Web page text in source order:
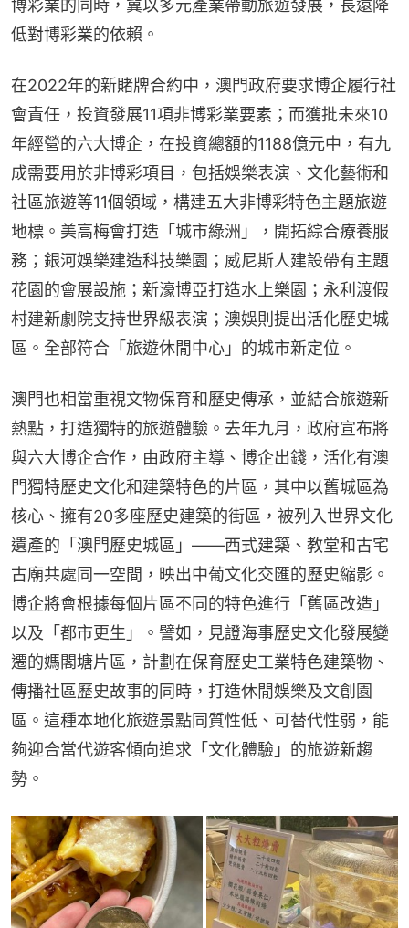
博彩業的同時，冀以多元產業帶動旅遊發展，長遠降
低對博彩業的依賴。
在2022年的新賭牌合約中，澳門政府要求博企履行社
會責任，投資發展11項非博彩業要素；而獲批未來10
年經營的六大博企，在投資總額的1188億元中，有九
成需要用於非博彩項目，包括娛樂表演、文化藝術和
社區旅遊等11個領域，構建五大非博彩特色主題旅遊
地標。美高梅會打造「城市綠洲」，開拓綜合療養服
務；銀河娛樂建造科技樂園；威尼斯人建設帶有主題
花園的會展設施；新濠博亞打造水上樂園；永利渡假
村建新劇院支持世界級表演；澳娛則提出活化歷史城
區。全部符合「旅遊休閒中心」的城市新定位。
澳門也相當重視文物保育和歷史傳承，並結合旅遊新
熱點，打造獨特的旅遊體驗。去年九月，政府宣布將
與六大博企合作，由政府主導、博企出錢，活化有澳
門獨特歷史文化和建築特色的片區，其中以舊城區為
核心、擁有20多座歷史建築的街區，被列入世界文化
遺產的「澳門歷史城區」——西式建築、教堂和古宅
古廟共處同一空間，映出中葡文化交匯的歷史縮影。
博企將會根據每個片區不同的特色進行「舊區改造」
以及「都市更生」。譬如，見證海事歷史文化發展變
遷的媽閣塘片區，計劃在保育歷史工業特色建築物、
傳播社區歷史故事的同時，打造休閒娛樂及文創園
區。這種本地化旅遊景點同質性低、可替代性弱，能
夠迎合當代遊客傾向追求「文化體驗」的旅遊新趨
勢。